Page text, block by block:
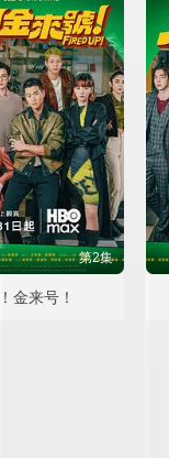
第2集
金来号！